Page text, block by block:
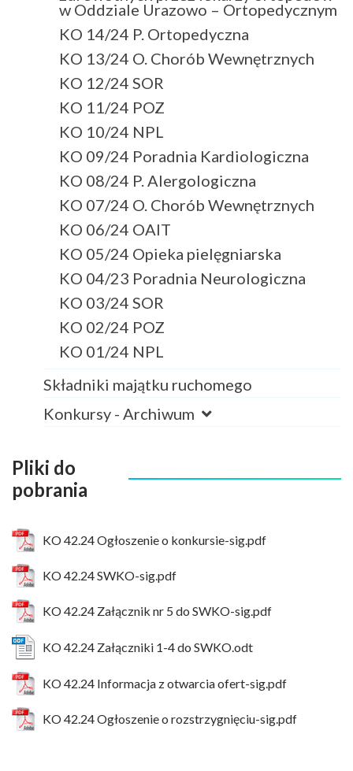
w Oddziale Urazowo – Ortopedycznym
KO 14/24 P. Ortopedyczna
KO 13/24 O. Chorób Wewnętrznych
KO 12/24 SOR
KO 11/24 POZ
KO 10/24 NPL
KO 09/24 Poradnia Kardiologiczna
KO 08/24 P. Alergologiczna
KO 07/24 O. Chorób Wewnętrznych
KO 06/24 OAIT
KO 05/24 Opieka pielęgniarska
KO 04/23 Poradnia Neurologiczna
KO 03/24 SOR
KO 02/24 POZ
KO 01/24 NPL
Składniki majątku ruchomego
Konkursy - Archiwum
Pliki do
pobrania
KO 42.24 Ogłoszenie o konkursie-sig.pdf
KO 42.24 SWKO-sig.pdf
KO 42.24 Załącznik nr 5 do SWKO-sig.pdf
KO 42.24 Załączniki 1-4 do SWKO.odt
KO 42.24 Informacja z otwarcia ofert-sig.pdf
KO 42.24 Ogłoszenie o rozstrzygnięciu-sig.pdf